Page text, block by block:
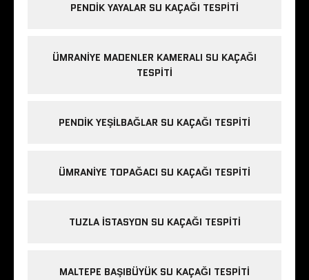
PENDIK YAYALAR SU KAÇAĞI TESPITI
ÜMRANIYE MADENLER KAMERALI SU KAÇAĞI
TESPITI
PENDIK YEŞILBAĞLAR SU KAÇAĞI TESPITI
ÜMRANIYE TOPAĞACI SU KAÇAĞI TESPITI
TUZLA İSTASYON SU KAÇAĞI TESPITI
MALTEPE BAŞIBÜYÜK SU KAÇAĞI TESPITI